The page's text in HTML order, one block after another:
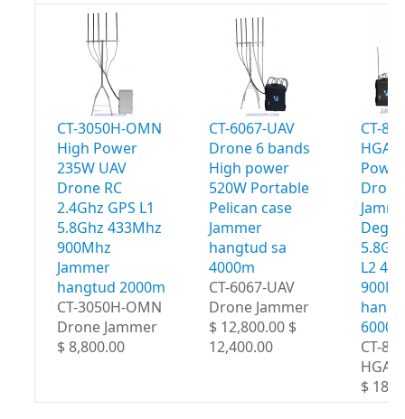
CT-3050H-OMN
High Power
235W UAV
Drone RC
2.4Ghz GPS L1
5.8Ghz 433Mhz
900Mhz
Jammer
hangtud 2000m
CT-3050H-OMN
Drone Jammer
$ 8,800.00
CT-6067-UAV
Drone 6 bands
High power
520W Portable
Pelican case
Jammer
hangtud sa
4000m
CT-6067-UAV
Drone Jammer
$ 12,800.00 $
12,400.00
CT-
HGA
L2
CT-
HGA
$